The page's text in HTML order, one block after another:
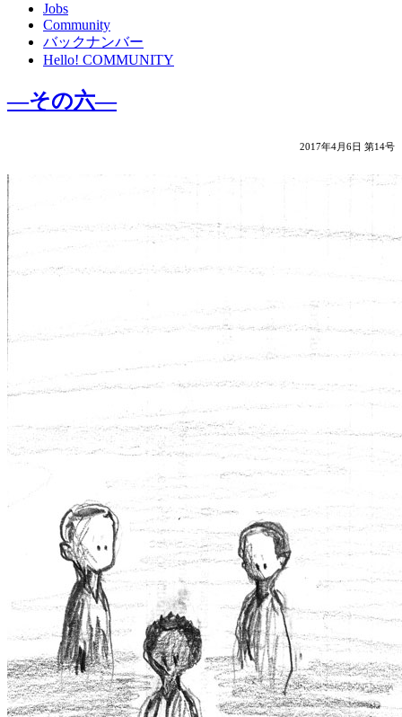
Jobs
Community
バックナンバー
Hello! COMMUNITY
―その六―
2017年4月6日 第14号